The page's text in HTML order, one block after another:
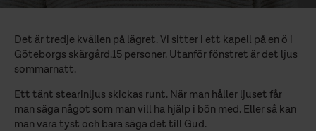
Det är tredje kvällen på lägret. Vi sitter i ett kapell på en ö i
Göteborgs skärgård.15 personer. Utanför fönstret är det ljus
sommarnatt.
Ett tänt stearinljus skickas runt. När man håller ljuset får
man säga något som man vill ha hjälp i bön med. Eller så kan
man vara tyst och bara säga det till Gud.